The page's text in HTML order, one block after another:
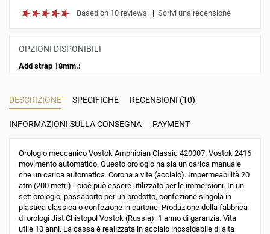
Based on 10 reviews. | Scrivi una recensione
OPZIONI DISPONIBILI
Add strap 18mm.:
DESCRIZIONE SPECIFICHE RECENSIONI (10)
INFORMAZIONI SULLA CONSEGNA PAYMENT
Orologio meccanico Vostok Amphibian Classic 420007. Vostok 2416
movimento automatico. Questo orologio ha sia un carica manuale
che un carica automatica. Corona a vite (acciaio). Impermeabilità 20
atm (200 metri) - cioè può essere utilizzato per le immersioni. In un
set: orologio, passaporto per un prodotto, confezione singola in
plastica classica o confezione in cartone. Produzione della fabbrica
di orologi Jist Chistopol Vostok (Russia). 1 anno di garanzia. Vita
utile 10 anni. La cassa è realizzata in acciaio inossidabile di alta